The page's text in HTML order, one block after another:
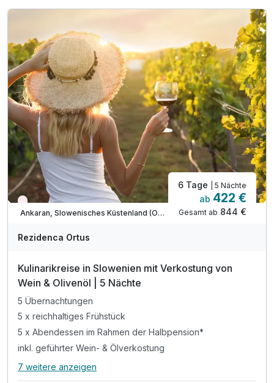
1 x Halo-Therapie in der Salzgrotte
1 x Eintritt in die Sauna für 3 Std (ab 15 J.)
inkl. Entspannung auf dem Barfuß-Kneipp-Pfad
inkl. Parkplatz & W-LAN Nutzung
Nutzung des Außenpools (ca. Mai-September)
* am Sonntag hat das Restaurant geschlossen
Wieder frei ab September
Ankaran, Slowenisches Küstenland (Obalno-kraska)
6 Tage | 5 Nächte
ab 422 €
Gesamt ab 844 €
Rezidenca Ortus
Kulinarikreise in Slowenien mit Verkostung von
Wein & Olivenöl | 5 Nächte
5 Übernachtungen
5 x reichhaltiges Frühstück
5 x Abendessen im Rahmen der Halbpension*
inkl. geführter Wein- & Ölverkostung
Alle Inklusivleistungen
7 weitere anzeigen